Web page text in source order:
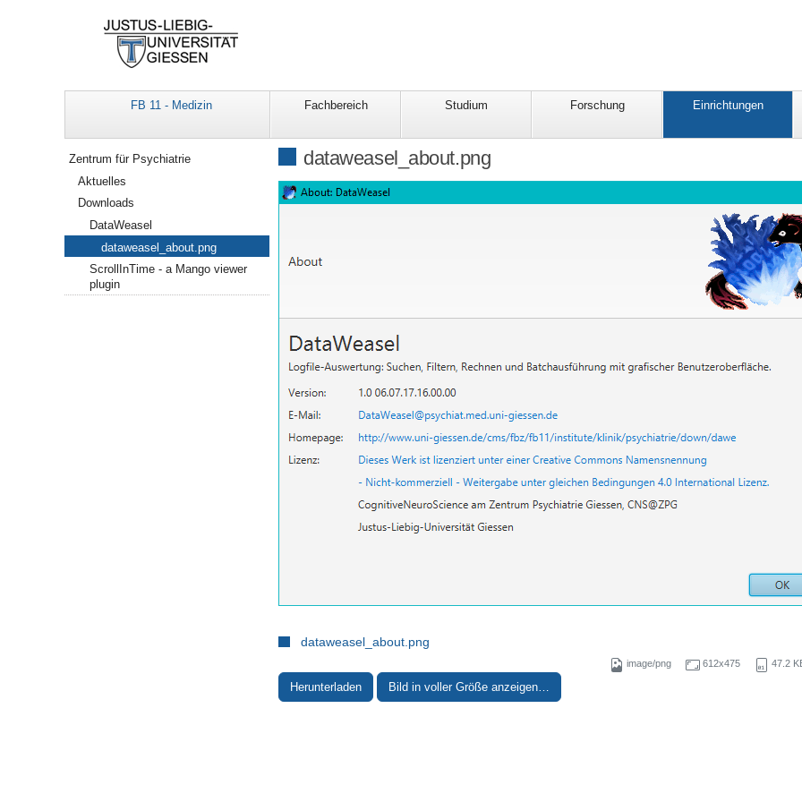
FB 11 - Medizin Fachbereich Studium Forschung Einrichtungen
dataweasel_about.png
dataweasel_about.png
image/png 612x475 47.2
Herunterladen Bild in voller Größe anzeigen…
Navigation
Zentrum für Psychiatrie
Aktuelles
Downloads
DataWeasel
dataweasel_about.png
ScrollInTime - a Mango viewer
plugin